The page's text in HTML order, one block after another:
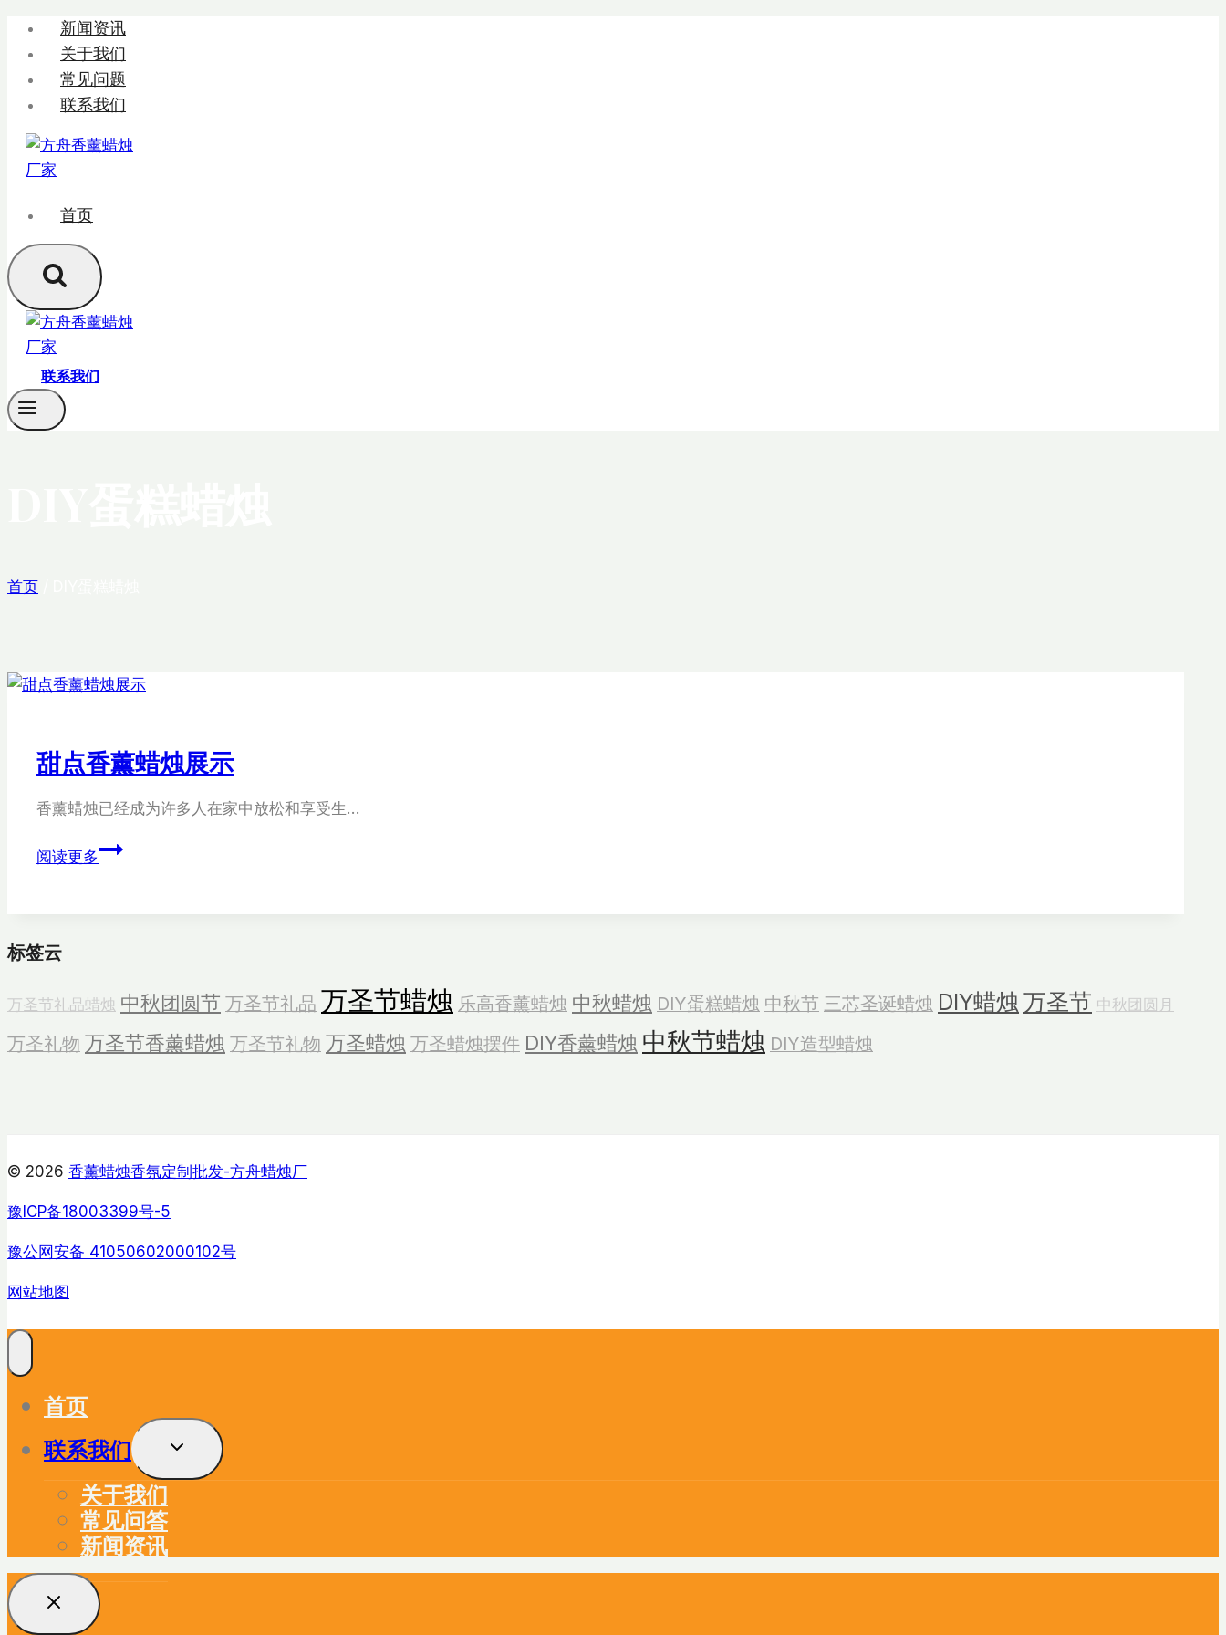
新闻资讯
关于我们
常见问题
联系我们
首页
联系我们
首页
甜点香薰蜡烛展示
香薰蜡烛已经成为许多人在家中放松和享受生…
阅读更多甜
展
标签云
万圣节礼品蜡烛 中秋团圆节 万圣节礼品 万圣节蜡烛 乐高香薰蜡烛 中秋蜡烛 DIY蛋糕蜡烛 中秋节 三芯圣诞蜡烛 DIY蜡烛 万圣节 中秋团圆月
万圣礼物 万圣节香薰蜡烛 万圣节礼物 万圣蜡烛 万圣蜡烛摆件 DIY香薰蜡烛 中秋节蜡烛 DIY造型蜡烛
© 2026 香薰蜡烛香氛定制批发-方舟蜡烛厂
豫ICP备18003399号-5
豫公网安备 41050602000102号
网站地图
首页
联系我们
展
子
单
关于我们
常见问答
新闻资讯